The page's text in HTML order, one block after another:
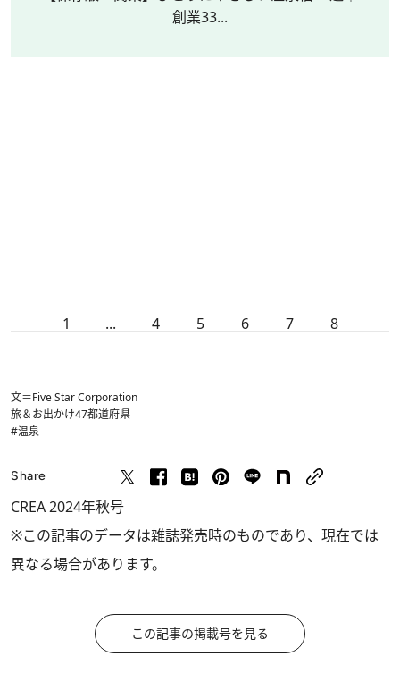
創業33...
1 ... 4 5 6 7 8
文＝Five Star Corporation
旅＆お出かけ47都道府県
#温泉
Share
CREA 2024年秋号
※この記事のデータは雑誌発売時のものであり、現在では
異なる場合があります。
この記事の掲載号を見る